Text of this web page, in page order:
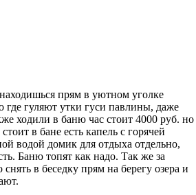
прям в уютном уголке
где гуляют утки гуси павлины, даже
ходили в баню час стоит 4000 руб. но
в бане есть капель с горячей
водой домик для отдыха отдельно,
Баню топят как надо. Так же за
в беседку прям на берегу озера и